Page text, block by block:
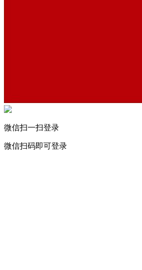
微信扫一扫登录
微信扫码即可登录